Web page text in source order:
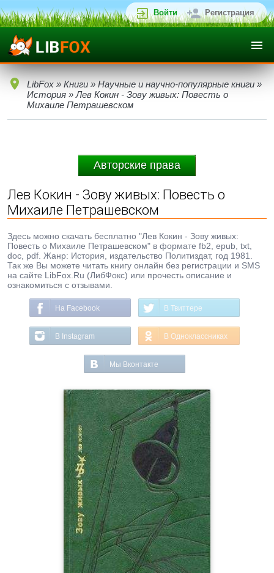
Войти Регистрация
LibFox » Книги » Научные и научно-популярные книги »
История » Лев Кокин - Зову живых: Повесть о
Михаиле Петрашевском
Авторские права
Лев Кокин - Зову живых: Повесть о
Михаиле Петрашевском
Здесь можно скачать бесплатно "Лев Кокин - Зову живых:
Повесть о Михаиле Петрашевском" в формате fb2, epub, txt,
doc, pdf. Жанр: История, издательство Политиздат, год 1981.
Так же Вы можете читать книгу онлайн без регистрации и SMS
на сайте LibFox.Ru (ЛибФокс) или прочесть описание и
ознакомиться с отзывами.
На Facebook В Твиттере
В Instagram В Одноклассниках
Мы Вконтакте